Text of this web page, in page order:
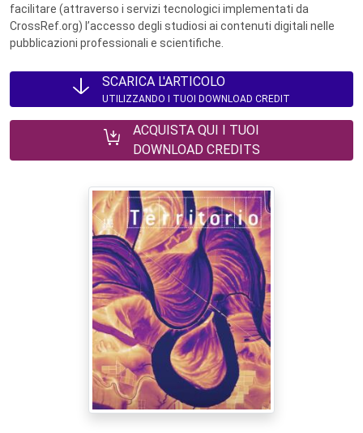
facilitare (attraverso i servizi tecnologici implementati da
CrossRef.org) l’accesso degli studiosi ai contenuti digitali nelle
pubblicazioni professionali e scientifiche.
SCARICA L'ARTICOLO
UTILIZZANDO I TUOI DOWNLOAD CREDIT
ACQUISTA QUI I TUOI
DOWNLOAD CREDITS